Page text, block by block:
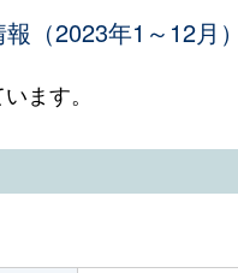
（2023年1～12月）
ます。